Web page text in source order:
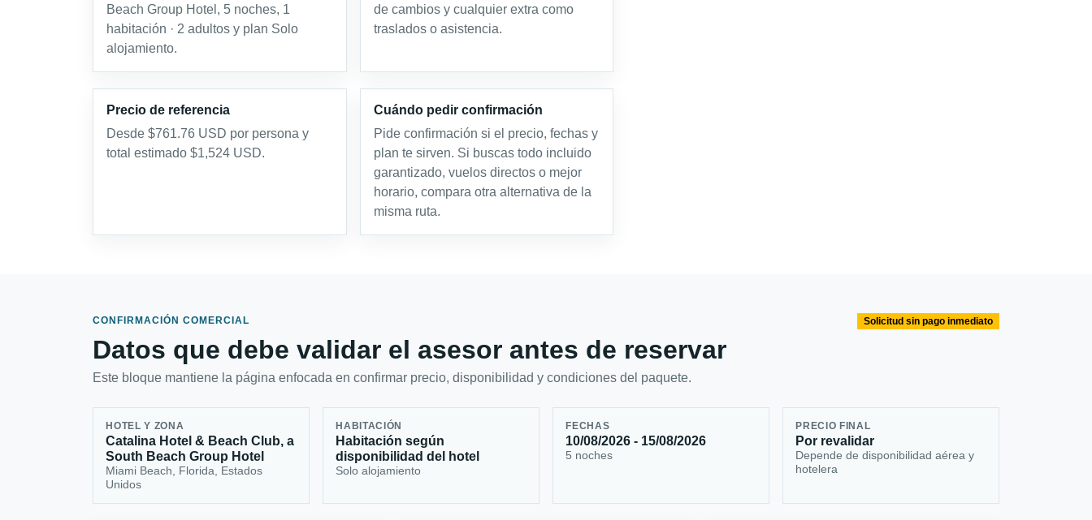
Beach Group Hotel, 5 noches, 1
habitación · 2 adultos y plan Solo
alojamiento.
de cambios y cualquier extra como
traslados o asistencia.
Precio de referencia
Desde $761.76 USD por persona y
total estimado $1,524 USD.
Cuándo pedir confirmación
Pide confirmación si el precio, fechas y
plan te sirven. Si buscas todo incluido
garantizado, vuelos directos o mejor
horario, compara otra alternativa de la
misma ruta.
CONFIRMACIÓN COMERCIAL
Datos que debe validar el asesor antes de reservar
Este bloque mantiene la página enfocada en confirmar precio, disponibilidad y condiciones del paquete.
Solicitud sin pago inmediato
HOTEL Y ZONA
Catalina Hotel & Beach Club, a
South Beach Group Hotel
Miami Beach, Florida, Estados
Unidos
HABITACIÓN
Habitación según
disponibilidad del hotel
Solo alojamiento
FECHAS
10/08/2026 - 15/08/2026
5 noches
PRECIO FINAL
Por revalidar
Depende de disponibilidad aérea y
hotelera